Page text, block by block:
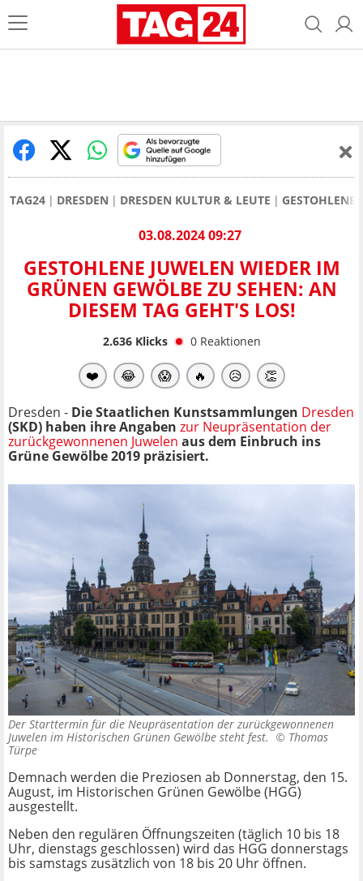
TAG24 DRESDEN DRESDEN KULTUR & LEUTE GESTOHLENE
03.08.2024 09:27
GESTOHLENE JUWELEN WIEDER IM
GRÜNEN GEWÖLBE ZU SEHEN: AN
DIESEM TAG GEHT'S LOS!
2.636Klicks 0 Reaktionen
❤️ 😂 😱 🔥 😥 👏
Dresden - Die Staatlichen Kunstsammlungen Dresden
(SKD) haben ihre Angaben zur Neupräsentation der
zurückgewonnenen Juwelen aus dem Einbruch ins
Grüne Gewölbe 2019 präzisiert.
Der Starttermin für die Neupräsentation der zurückgewonnenen
Juwelen im Historischen Grünen Gewölbe steht fest. © Thomas
Türpe
Demnach werden die Preziosen ab Donnerstag, den 15.
August, im Historischen Grünen Gewölbe (HGG)
ausgestellt.
Neben den regulären Öffnungszeiten (täglich 10 bis 18
Uhr, dienstags geschlossen) wird das HGG donnerstags
bis samstags zusätzlich von 18 bis 20 Uhr öffnen.